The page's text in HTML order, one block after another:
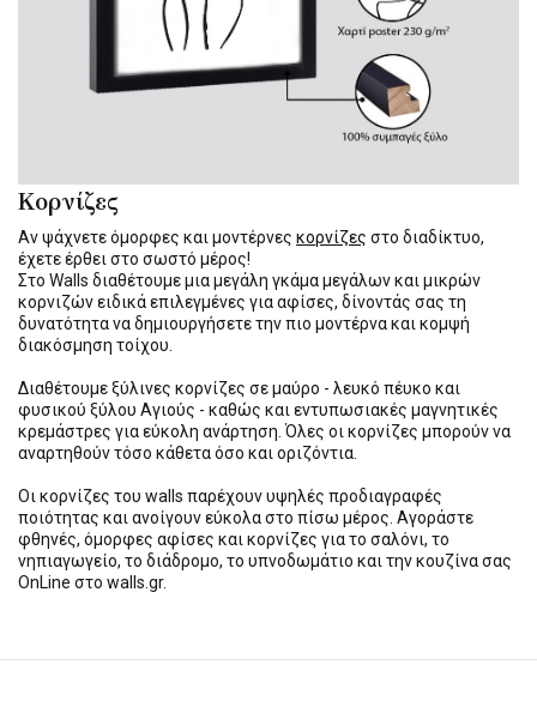
Κορνίζες
Αν ψάχνετε όμορφες και μοντέρνες κορνίζες στο διαδίκτυο,
έχετε έρθει στο σωστό μέρος!
Στο Walls διαθέτουμε μια μεγάλη γκάμα μεγάλων και μικρών
κορνιζών ειδικά επιλεγμένες για αφίσες, δίνοντάς σας τη
δυνατότητα να δημιουργήσετε την πιο μοντέρνα και κομψή
διακόσμηση τοίχου.
Διαθέτουμε ξύλινες κορνίζες σε μαύρο - λευκό πέυκο και
φυσικού ξύλου Αγιούς - καθώς και εντυπωσιακές μαγνητικές
κρεμάστρες για εύκολη ανάρτηση. Όλες οι κορνίζες μπορούν να
αναρτηθούν τόσο κάθετα όσο και οριζόντια.
Οι κορνίζες του walls παρέχουν υψηλές προδιαγραφές
ποιότητας και ανοίγουν εύκολα στο πίσω μέρος. Αγοράστε
φθηνές, όμορφες αφίσες και κορνίζες για το σαλόνι, το
νηπιαγωγείο, το διάδρομο, το υπνοδωμάτιο και την κουζίνα σας
OnLine στο walls.gr.